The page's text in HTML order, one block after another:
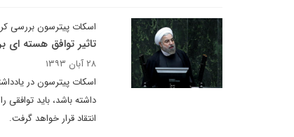
اسکات پیترسون بررسی
تاثیر توافق هسته ای
۲۸ آبان ۱۳۹۳
اسکات پیترسون در
داشته باشد، باید توافقی
انتقاد قرار خواهد گرفت.